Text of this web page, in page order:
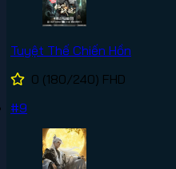
Tuyệt Thế Chiến Hồn
0 (180/240) FHD
#9